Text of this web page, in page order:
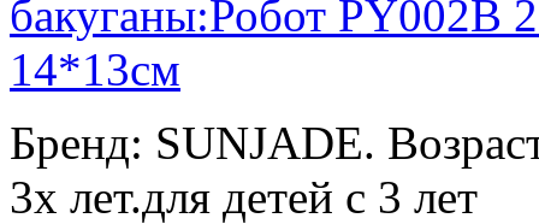
Бренд: SUNJADE.
3х лет.для детей с 3 лет